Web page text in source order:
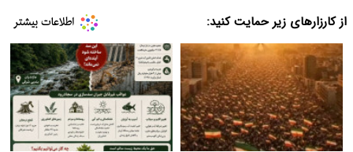
از کارزارهای زیر حمایت کنید: